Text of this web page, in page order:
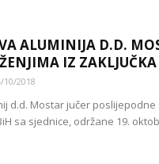
ALUMINIJA D.D.
IZ
10/2018
d.d. Mostar jučer
sa sjednice, održane 19.